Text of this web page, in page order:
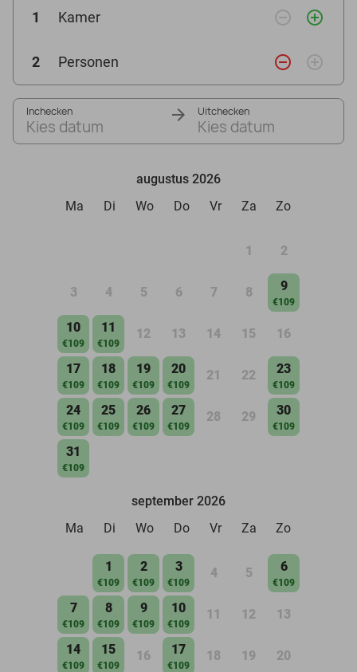
1 Kamer remove_circle_outline add_circle_outline
2 Personen remove_circle_outline add_circle_outline
Inchecken
Kies datum
Uitchecken
Kies datum
augustus 2026
Ma
Di Wo Do Vr Za Zo
1 2
3 4 5 6 7 8 9
€109
10
€109
11
€109
12 13 14 15 16
17
€109
18
€109
19
€109
20
€109
21 22 23
€109
24
€109
25
€109
26
€109
27
€109
28 29 30
€109
31
€109
september 2026
Ma
Di Wo Do Vr Za Zo
1
€109
2
€109
3
€109
4 5 6
€109
7
€109
8
€109
9
€109
10
€109
11 12 13
14
€109
15
€109
16 17
€109
18 19 20